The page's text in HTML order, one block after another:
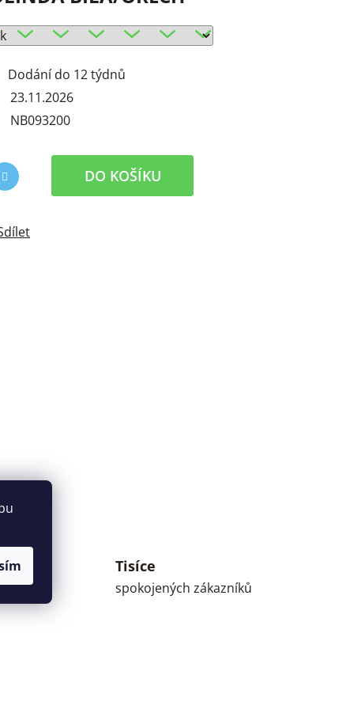
Dodání do 12 týdnů
23.11.2026
NB093200
DO KOŠÍKU
Tisíce
spokojených zákazníků